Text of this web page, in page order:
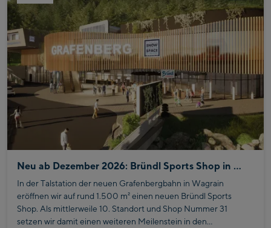
Neu ab Dezember 2026: Bründl Sports Shop in Wagrain
In der Talstation der neuen Grafenbergbahn in Wagrain
eröffnen wir auf rund 1.500 m² einen neuen Bründl Sports
Shop. Als mittlerweile 10. Standort und Shop Nummer 31
setzen wir damit einen weiteren Meilenstein in den